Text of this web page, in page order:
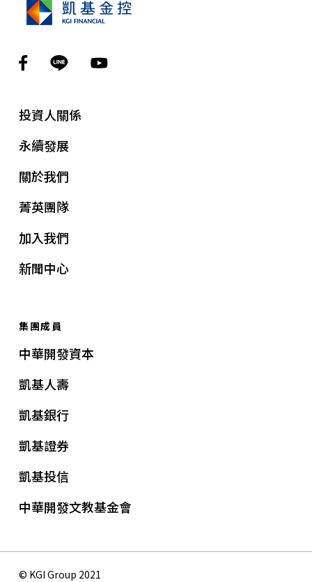
投資人關係
永續發展
關於我們
菁英團隊
加入我們
新聞中心
集團成員
中華開發資本
凱基人壽
凱基銀行
凱基證券
凱基投信
中華開發文教基金會
© KGI Group 2021